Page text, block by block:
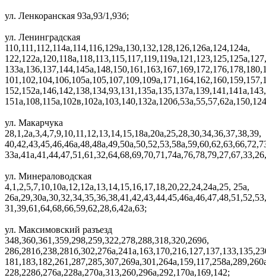
ул. Ленкоранская 93а,93/1,93б;
ул. Ленинградская
110,111,112,114а,114,116,129а,130,132,128,126,126а,124,124а,
ул. Макарчука
28,1,2а,3,4,7,9,10,11,12,13,14,15,18а,20а,25,28,30,34,36,37,38,39,
ул. Минераловодская
4,1,2,5,7,10,10а,12,12а,13,14,15,16,17,18,20,22,24,24а,25, 25а,
31,39,61,64,68,66,59,62,28,6,42а,63;
ул. Максимовский разъезд
348,360,361,359,298,259,322,278,288,318,320,269б,
228,228б,276а,228а,270а,313,260,296а,292,170а,169,142;